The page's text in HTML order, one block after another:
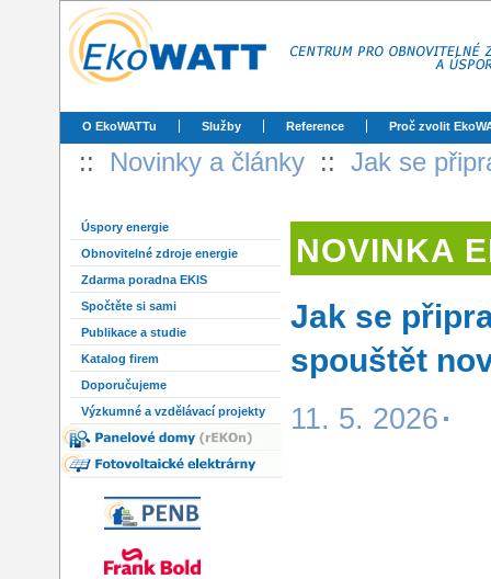
O EkoWATTu Služby Reference Proč zvolit
:: Novinky a články :: Jak se
Úspory energie
Obnovitelné zdroje energie
Zdarma poradna EKIS
Spočtěte si sami
Publikace a studie
Katalog firem
Doporučujeme
Výzkumné a vzdělávací projekty
NOVINKA
Jak se
spouštět
11. 5. 2026